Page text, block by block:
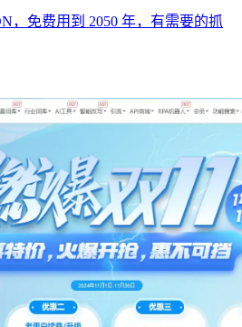
，免费用到 2050 年，有需要的抓